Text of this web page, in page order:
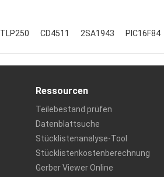
TLP250 CD4511 2SA1943 PIC16F84
Ressourcen
Teilebestand prüfen
Datenblattsuche
Stücklistenanalyse-Tool
Stücklistenkostenberechnung
Gerber Viewer Online